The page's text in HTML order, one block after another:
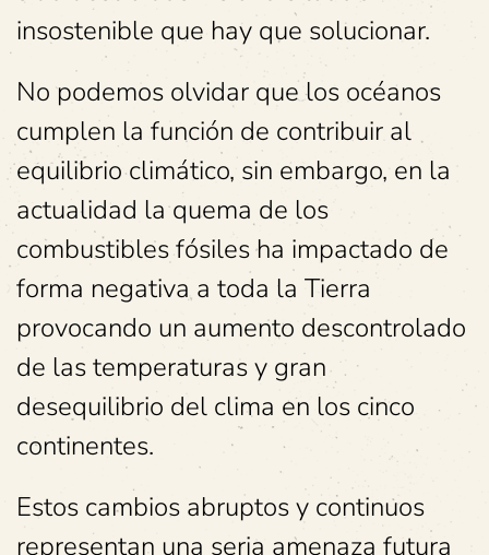
insostenible que hay que solucionar.
No podemos olvidar que los océanos
cumplen la función de contribuir al
equilibrio climático, sin embargo, en la
actualidad la quema de los
combustibles fósiles ha impactado de
forma negativa a toda la Tierra
provocando un aumento descontrolado
de las temperaturas y gran
desequilibrio del clima en los cinco
continentes.
Estos cambios abruptos y continuos
representan una seria amenaza futura